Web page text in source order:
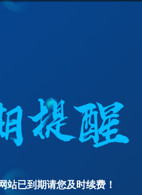
站已到期请您及时续费！